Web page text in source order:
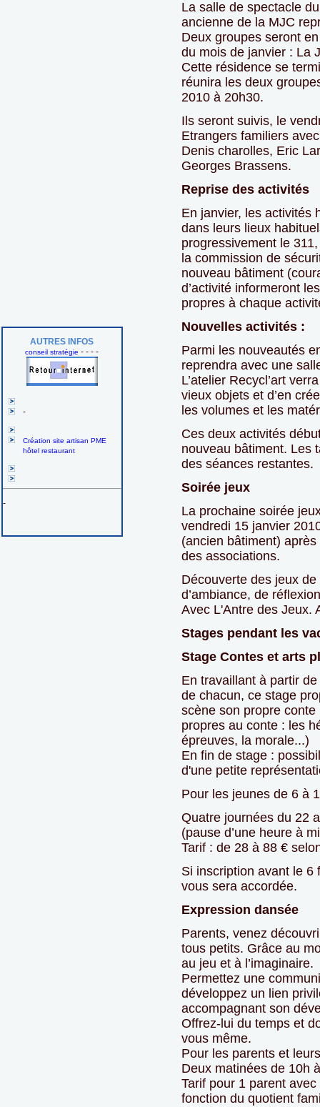
AUTRES INFOS
conseil stratégie - - - -
-
Création site artisan PME
hôtel restaurant
-
La salle de spectacle
ancienne de la MJC
Deux groupes seront
du mois de janvier : La
Cette résidence se
réunira les deux
2010 à 20h30.
Ils seront suivis, le
Etrangers familiers
Denis charolles, Eric
Georges Brassens.
Reprise des activités
En janvier, les activités
dans leurs lieux
progressivement le
la commission de
nouveau bâtiment
d’activité informeront
propres à chaque
Nouvelles activités :
Parmi les nouveautés
reprendra avec une
L’atelier Recycl’art
vieux objets et d’en
les volumes et les
Ces deux activités
nouveau bâtiment. Les
des séances restantes.
Soirée jeux
La prochaine soirée
vendredi 15 janvier
(ancien bâtiment)
des associations.
Découverte des jeux
d’ambiance, de
Avec L'Antre des Jeux.
Stages pendant les
Stage Contes et arts
En travaillant à partir
de chacun, ce stage
scène son propre
propres au conte : les
épreuves, la morale...)
En fin de stage :
d'une petite
Pour les jeunes de 6 à
Quatre journées du 22
(pause d’une heure à
Tarif : de 28 à 88 €
Si inscription avant le 6
vous sera accordée.
Expression dansée
Parents, venez
tous petits. Grâce au
au jeu et à l’imaginaire.
Permettez une
développez un lien
accompagnant son
Offrez-lui du temps et
vous même.
Pour les parents et
Deux matinées de 10h
Tarif pour 1 parent
fonction du quotient